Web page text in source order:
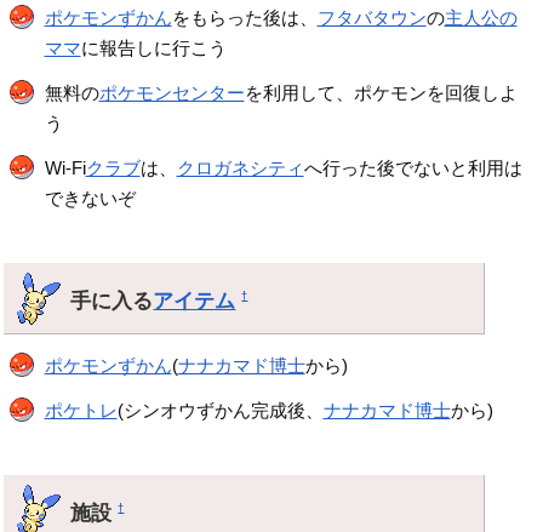
ポケモンずかんをもらった後は、 フタバタウンの主人公の
ママに報告しに行こう
無料のポケモンセンターを利用して、ポケモンを回復しよ
う
Wi-Fiクラブは、 クロガネシティへ行った後でないと利用は
できないぞ
手に入るアイテム †
ポケモンずかん(ナナカマド博士から)
ポケトレ(シンオウずかん完成後、 ナナカマド博士から)
施設†